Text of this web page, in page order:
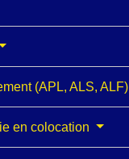
(APL, ALS, ALF)
en colocation